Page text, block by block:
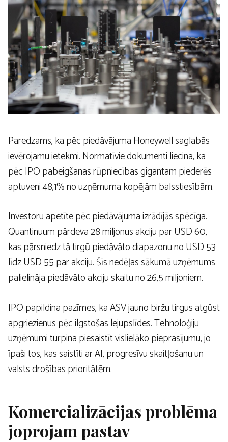
Paredzams, ka pēc piedāvājuma Honeywell saglabās
ievērojamu ietekmi. Normatīvie dokumenti liecina, ka
pēc IPO pabeigšanas rūpniecības gigantam piederēs
aptuveni 48,1% no uzņēmuma kopējām balsstiesībām.
Investoru apetīte pēc piedāvājuma izrādījās spēcīga.
Quantinuum pārdeva 28 miljonus akciju par USD 60,
kas pārsniedz tā tirgū piedāvāto diapazonu no USD 53
līdz USD 55 par akciju. Šīs nedēļas sākumā uzņēmums
palielināja piedāvāto akciju skaitu no 26,5 miljoniem.
IPO papildina pazīmes, ka ASV jauno biržu tirgus atgūst
apgriezienus pēc ilgstošas ​​lejupslīdes. Tehnoloģiju
uzņēmumi turpina piesaistīt vislielāko pieprasījumu, jo
īpaši tos, kas saistīti ar AI, progresīvu skaitļošanu un
valsts drošības prioritātēm.
Komercializācijas problēma
joprojām pastāv